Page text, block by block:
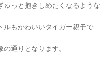
ゅっと抱きしめたくなるような
ルもかわいいタイガー親子で
通りとなります。